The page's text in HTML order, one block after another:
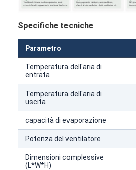
Specifiche tecniche
Parametro
Temperatura dell'aria di
entrata
Temperatura dell'aria di
uscita
capacità di evaporazione
Potenza del ventilatore
Dimensioni complessive
(L*W*H)